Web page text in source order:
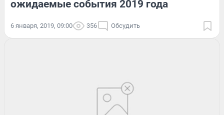
ожидаемые события 2019 года
6 января, 2019, 09:00 356 Обсудить